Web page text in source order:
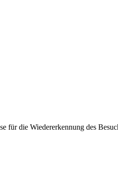
für die Wiedererkennung des